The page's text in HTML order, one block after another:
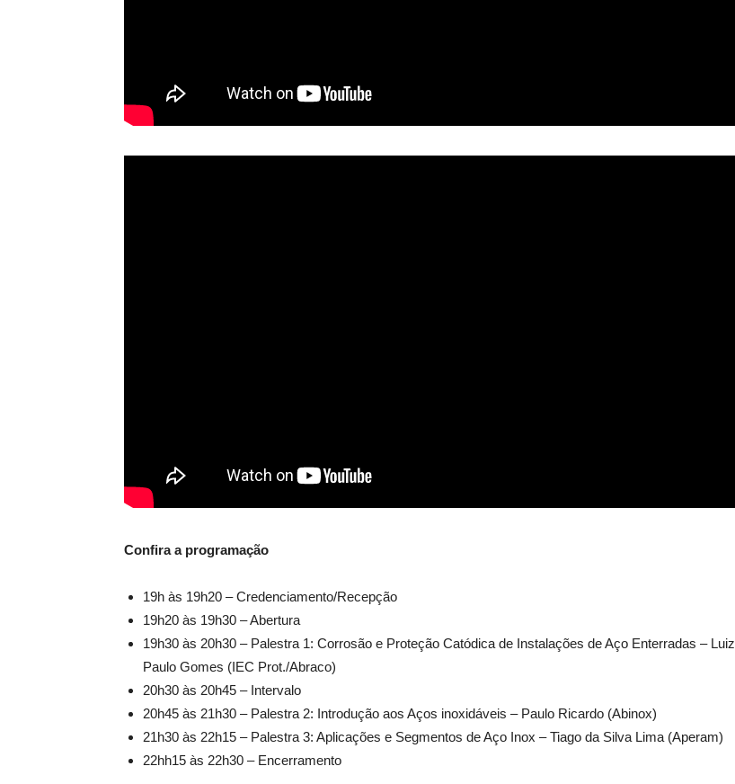
Confira a programação
19h às 19h20 – Credenciamento/Recepção
19h20 às 19h30 – Abertura
19h30 às 20h30 – Palestra 1: Corrosão e Proteção Catódica de Instalações de Aço Enterradas – Luiz
Paulo Gomes (IEC Prot./Abraco)
20h30 às 20h45 – Intervalo
20h45 às 21h30 – Palestra 2: Introdução aos Aços inoxidáveis – Paulo Ricardo (Abinox)
21h30 às 22h15 – Palestra 3: Aplicações e Segmentos de Aço Inox – Tiago da Silva Lima (Aperam)
22hh15 às 22h30 – Encerramento